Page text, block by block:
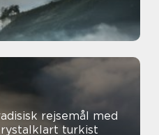
rejsemål med
turkist